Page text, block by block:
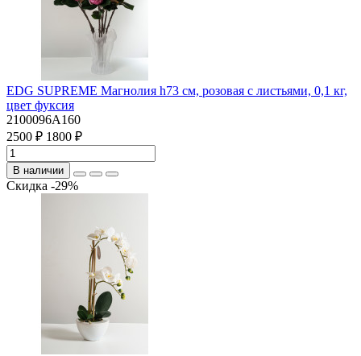
EDG SUPREME Магнолия h73 см, розовая с листьями, 0,1 кг,
цвет фуксия
2100096A160
2500 ₽ 1800 ₽
В наличии
Скидка -29%